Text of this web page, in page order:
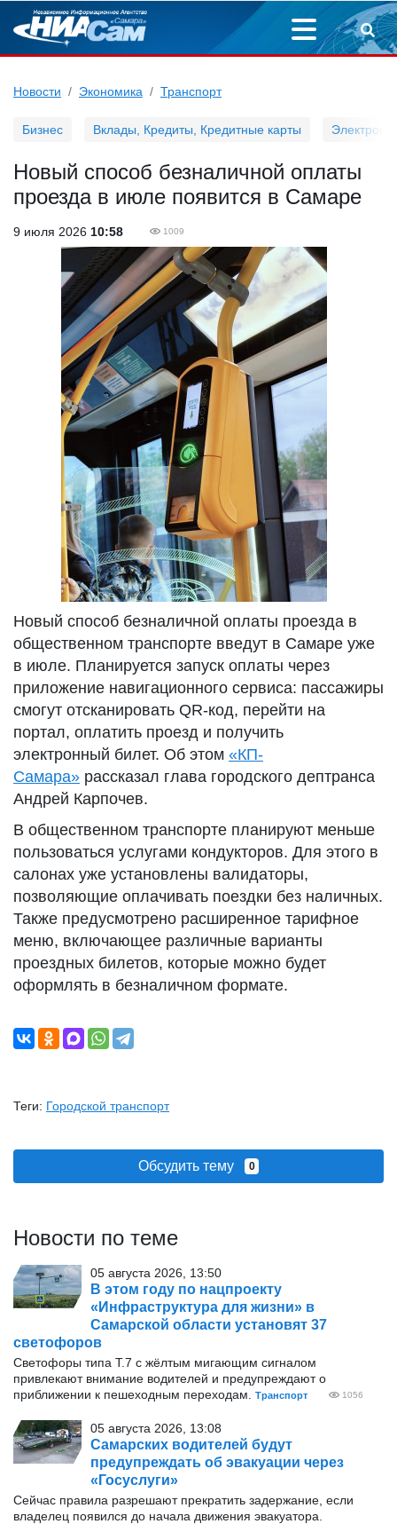
Новости Экономика Транспорт
Бизнес Вклады, Кредиты, Кредитные карты
Новый способ безналичной оплаты
проезда в июле появится в Самаре
9 июля 2026 10:58 1009
Новый способ безналичной оплаты проезда в
общественном транспорте введут в Самаре уже
в июле. Планируется запуск оплаты через
приложение навигационного сервиса: пассажиры
смогут отсканировать QR-код, перейти на
портал, оплатить проезд и получить
электронный билет. Об этом «КП-
Самара» рассказал глава городского дептранса
Андрей Карпочев.
В общественном транспорте планируют меньше
пользоваться услугами кондукторов. Для этого в
салонах уже установлены валидаторы,
позволяющие оплачивать поездки без наличных.
Также предусмотрено расширенное тарифное
меню, включающее различные варианты
проездных билетов, которые можно будет
оформлять в безналичном формате.
Теги: Городской транспорт
Обсудить тему 0
Новости по теме
05 августа 2026, 13:50
В этом году по нацпроекту
«Инфраструктура для жизни» в
Самарской области установят 37
светофоров
Светофоры типа Т.7 с жёлтым мигающим сигналом
привлекают внимание водителей и предупреждают о
приближении к пешеходным переходам.
Транспорт 1056
05 августа 2026, 13:08
Самарских водителей будут
предупреждать об эвакуации через
«Госуслуги»
Сейчас правила разрешают прекратить задержание, если
владелец появился до начала движения эвакуатора.